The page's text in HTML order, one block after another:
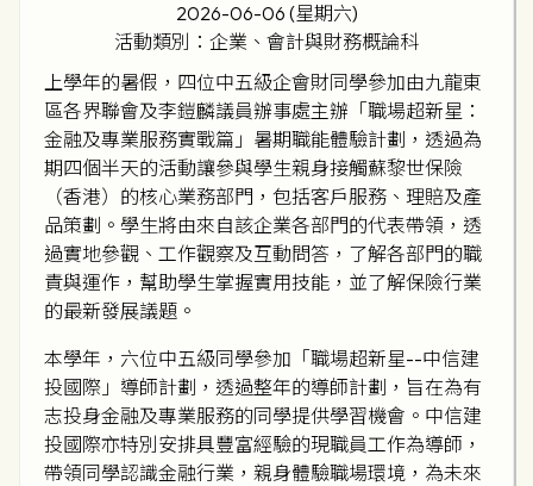
2026-06-06 (星期六)
活動類別：企業、會計與財務概論科
上學年的暑假，四位中五級企會財同學參加由九龍東
區各界聯會及李鎧麟議員辦事處主辦「職場超新星：
金融及專業服務實戰篇」暑期職能體驗計劃，透過為
期四個半天的活動讓參與學生親身接觸蘇黎世保險
（香港）的核心業務部門，包括客戶服務、理賠及產
品策劃。學生將由來自該企業各部門的代表帶領，透
過實地參觀、工作觀察及互動問答，了解各部門的職
責與運作，幫助學生掌握實用技能，並了解保險行業
的最新發展議題。
本學年，六位中五級同學參加「職場超新星--中信建
投國際」導師計劃，透過整年的導師計劃，旨在為有
志投身金融及專業服務的同學提供學習機會。中信建
投國際亦特別安排具豐富經驗的現職員工作為導師，
帶領同學認識金融行業，親身體驗職場環境，為未來